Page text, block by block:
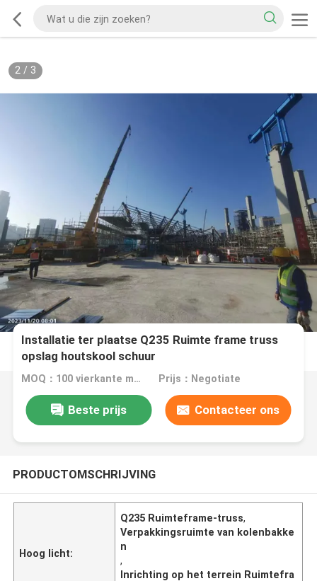
2/ 3
Installatie ter plaatse Q235 Ruimte frame truss
opslag houtskool schuur
MOQ：100 vierkante meter Prijs：Negotiate
Beste prijs Contacteer ons
PRODUCTOMSCHRIJVING
Hoog licht:
Q235 Ruimteframe-truss,
Verpakkingsruimte van kolenbakke
n
,
Inrichting op het terrein Ruimtefra